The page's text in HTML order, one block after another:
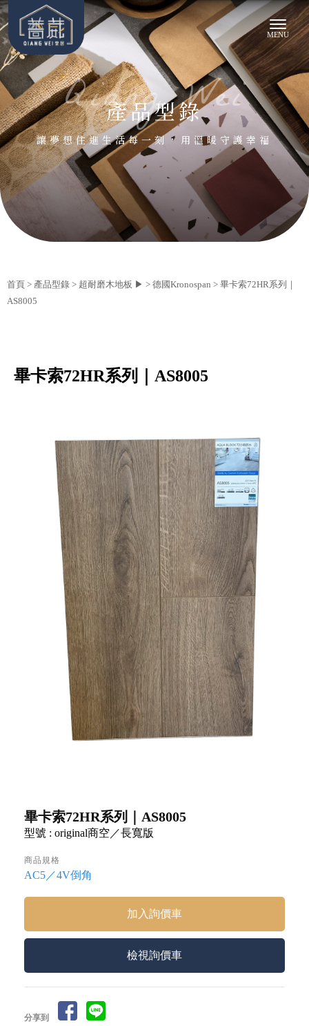
產品型錄
首頁 > 產品型錄 > 超耐磨木地板 ▶ > 德國Kronospan > 畢卡索72HR系列｜
AS8005
畢卡索72HR系列｜AS8005
畢卡索72HR系列｜AS8005
型號 : original商空／長寬版
商品規格
AC5／4V倒角
檢視詢價車
分享到